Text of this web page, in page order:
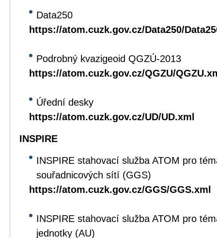
Data250
https://atom.cuzk.gov.cz/Data250/
Podrobný kvazigeoid QGZÚ-2013
https://atom.cuzk.gov.cz/QGZU/
Úřední desky
https://atom.cuzk.gov.cz/UD/UD.xml
INSPIRE
INSPIRE stahovací služba ATOM pro
souřadnicových sítí (GGS)
https://atom.cuzk.gov.cz/GGS/GGS.xml
INSPIRE stahovací služba ATOM pro
jednotky (AU)